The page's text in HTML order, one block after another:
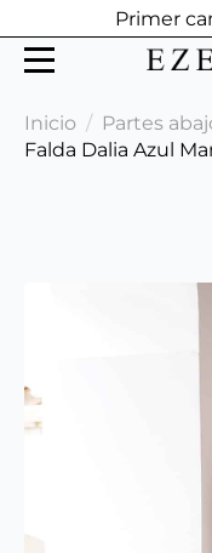
Primer
Inicio Partes
Falda Dalia Azul